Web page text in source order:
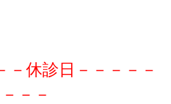
－休診日－－－－－
－－－